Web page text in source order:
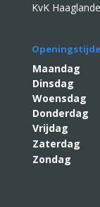
KvK
Dinsdag
Woensdag
Donderdag
Vrijdag
Zaterdag
Zondag